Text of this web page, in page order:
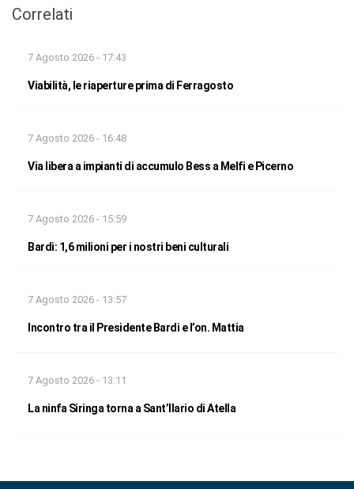
Correlati
7 Agosto 2026 - 17:43
Viabilità, le riaperture prima di Ferragosto
7 Agosto 2026 - 16:48
Via libera a impianti di accumulo Bess a Melfi e Picerno
7 Agosto 2026 - 15:59
Bardi: 1,6 milioni per i nostri beni culturali
7 Agosto 2026 - 13:57
Incontro tra il Presidente Bardi e l’on. Mattia
7 Agosto 2026 - 13:11
La ninfa Siringa torna a Sant’Ilario di Atella